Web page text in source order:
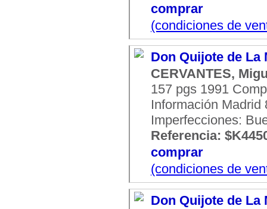
comprar
(condiciones de
Don Quijote de La
CERVANTES,
157 pgs 1991
Información Madrid
Imperfecciones:
Referencia:
comprar
(condiciones de
Don Quijote de La